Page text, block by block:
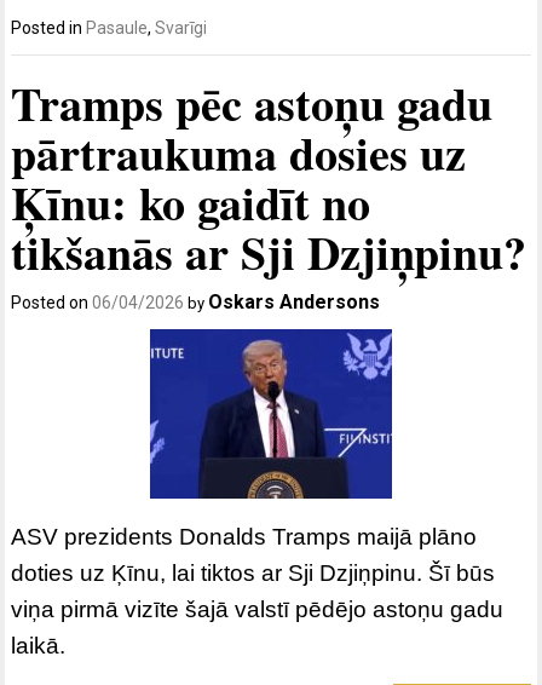
Posted in Pasaule,Svarīgi
Tramps pēc astoņu gadu
pārtraukuma dosies uz
Ķīnu: ko gaidīt no
tikšanās ar Sji Dzjiņpinu?
Posted on06/04/2026 by Oskars Andersons
ASV prezidents Donalds Tramps maijā plāno
doties uz Ķīnu, lai tiktos ar Sji Dzjiņpinu. Šī būs
viņa pirmā vizīte šajā valstī pēdējo astoņu gadu
laikā.